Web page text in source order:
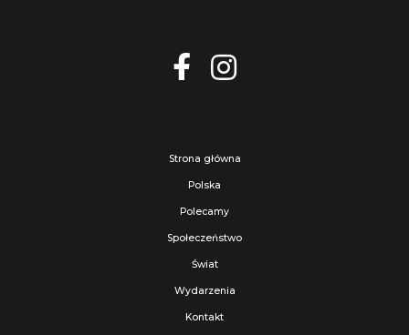
Strona główna
Polska
Polecamy
Społeczeństwo
Świat
Wydarzenia
Kontakt